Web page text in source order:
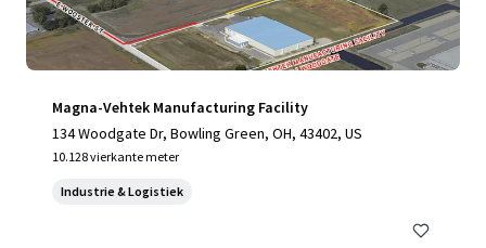
Magna-Vehtek Manufacturing Facility
134 Woodgate Dr, Bowling Green, OH, 43402, US
10.128 vierkante meter
Industrie & Logistiek